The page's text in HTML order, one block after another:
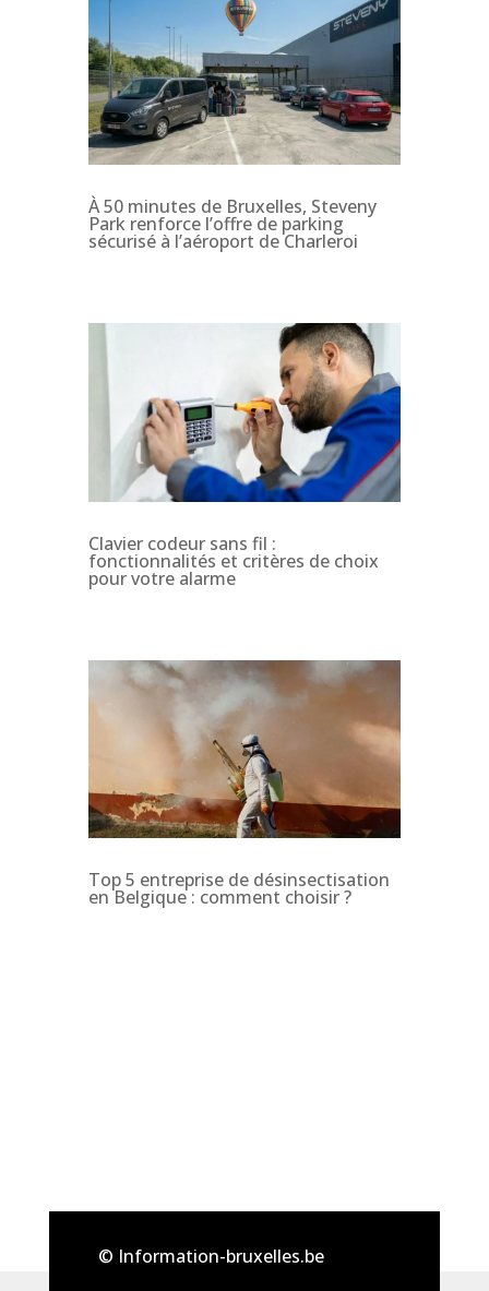
À 50 minutes de Bruxelles, Steveny
Park renforce l’offre de parking
sécurisé à l’aéroport de Charleroi
Clavier codeur sans fil :
fonctionnalités et critères de choix
pour votre alarme
Top 5 entreprise de désinsectisation
en Belgique : comment choisir ?
© Information-bruxelles.be